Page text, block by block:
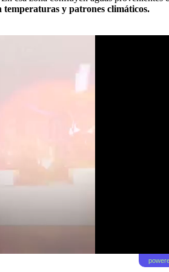
y patrones climáticos.